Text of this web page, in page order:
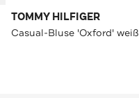
TOMMY HILFIGER
Casual-Bluse 'Oxford' weiß